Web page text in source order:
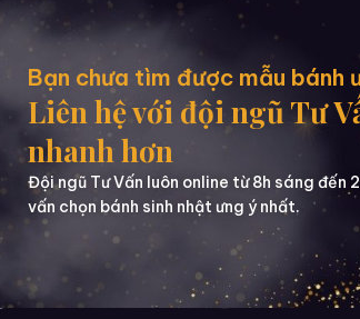
Bạn chưa tìm được mẫu bánh
Liên hệ với đội ngũ Tư
nhanh hơn
Đội ngũ Tư Vấn luôn online từ 8h sáng
vấn chọn bánh sinh nhật ưng ý nhất.